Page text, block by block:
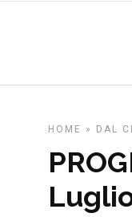
HOME » DAL